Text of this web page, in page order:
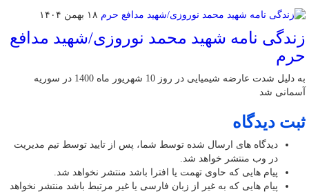
۱۸ بهمن ۱۴۰۴
زندگی نامه شهید محمد نوروزی/شهید مدافع
حرم
به دلیل شدت عارضه شیمیایی در روز 10 شهریور ماه 1400 در سوریه
آسمانی شد
ثبت دیدگاه
دیدگاه های ارسال شده توسط شما، پس از تایید توسط تیم مدیریت
در وب منتشر خواهد شد.
پیام هایی که حاوی تهمت یا افترا باشد منتشر نخواهد شد.
پیام هایی که به غیر از زبان فارسی یا غیر مرتبط باشد منتشر نخواهد